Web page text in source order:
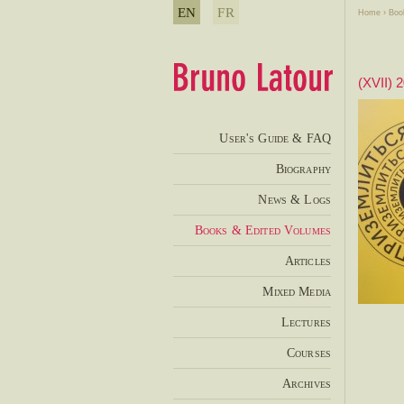
Home ›
(XVII)
EN FR
User's Guide & FAQ
Biography
News & Logs
Books & Edited Volumes
Articles
Mixed Media
Lectures
Courses
Archives